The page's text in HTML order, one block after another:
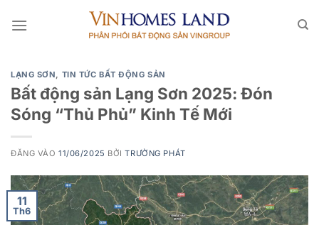
qua
LẠNG SƠN, TIN TỨC BẤT ĐỘNG SẢN
Bất động sản Lạng Sơn 2025: Đón
Sóng “Thủ Phủ” Kinh Tế Mới
ĐĂNG VÀO11/06/2025 BỞITRƯỜNG PHÁT
11
Th6